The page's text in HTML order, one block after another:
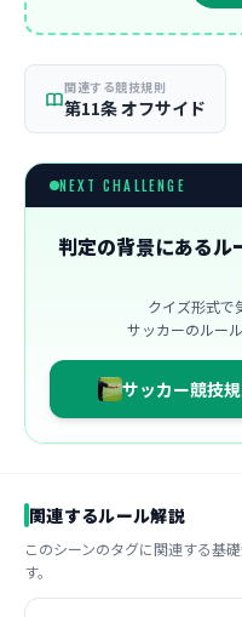
関連する競技規則
第11条 オフサイド
NEXT CHALLENGE
判定の背景にあるル
クイズ形式で
サッカーのルー
サッカー競技
関連するルール解説
このシーンのタグに関連する基
す。